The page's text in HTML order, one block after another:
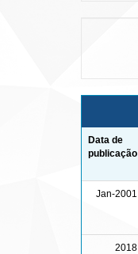
Data de
publicação
Jan-2001
2018